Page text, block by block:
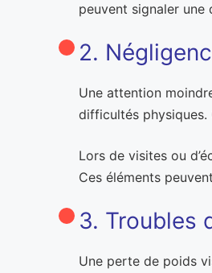
peuvent signaler une
2.
Une attention
difficultés physiques.
Lors de visites ou
Ces éléments
3. Troubles
Une perte de poids